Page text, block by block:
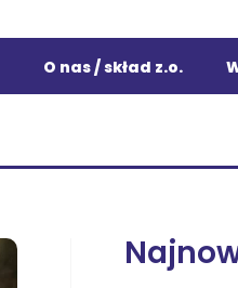
O nas / skład z.o.